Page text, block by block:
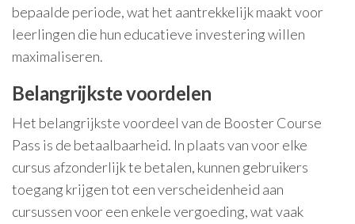
bepaalde periode, wat het aantrekkelijk maakt voor
leerlingen die hun educatieve investering willen
maximaliseren.
Belangrijkste voordelen
Het belangrijkste voordeel van de Booster Course
Pass is de betaalbaarheid. In plaats van voor elke
cursus afzonderlijk te betalen, kunnen gebruikers
toegang krijgen tot een verscheidenheid aan
cursussen voor een enkele vergoeding, wat vaak